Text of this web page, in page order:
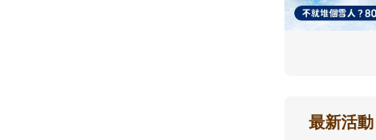
最新活動